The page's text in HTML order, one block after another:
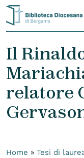
Skip to content
Il
relatore
Home » Tesi di